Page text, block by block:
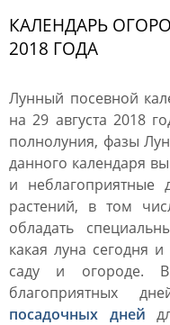
КАЛЕНДАРЬ
2018 ГОДА
Лунный посевной
на 29 августа 2018
полнолуния, фазы
данного календаря
и неблагоприятные
растений, в том
обладать
какая луна сегодня
саду и огороде.
благоприятных
посадочных дней